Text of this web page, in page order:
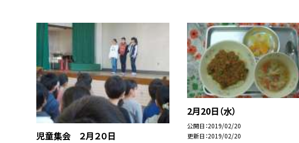
児童集会 ２月２０日
2月20日（水）
公開日 2019/02/20
更新日 2019/02/20